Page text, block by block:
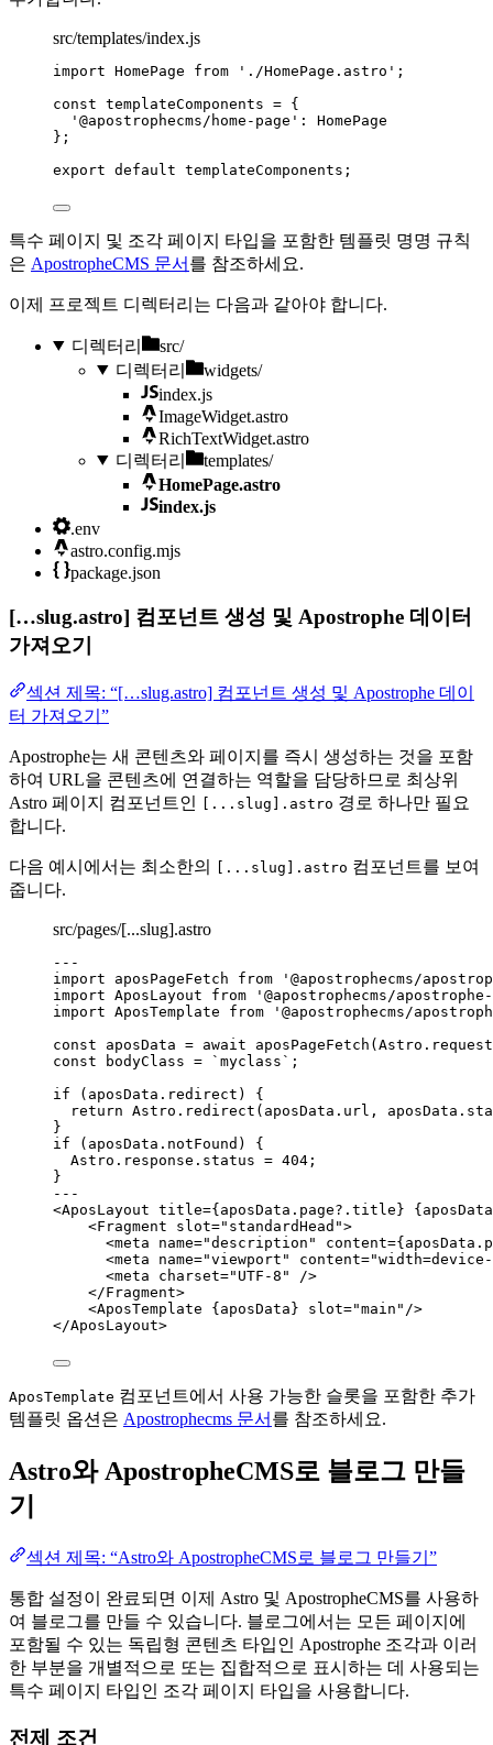
src/templates/index.js
import HomePage from ' ./HomePage.astro ' ;
const templateComponents = {
' @apostrophecms/home-page ' : HomePage
} ;
export default templateComponents ;
특수 페이지 및 조각 페이지 타입을 포함한 템플릿 명명 규칙
은 ApostropheCMS 문서 를 참조하세요.
이제 프로젝트 디렉터리는 다음과 같아야 합니다.
디렉터리
src/
디렉터리
widgets/
index.js
ImageWidget.astro
RichTextWidget.astro
디렉터리
templates/
HomePage.astro
index.js
.env
astro.config.mjs
package.json
[…slug.astro] 컴포넌트 생성 및 Apostrophe 데이터
가져오기
섹션 제목: “[…slug.astro] 컴포넌트 생성 및 Apostrophe 데이
터 가져오기”
Apostrophe는 새 콘텐츠와 페이지를 즉시 생성하는 것을 포함
하여 URL을 콘텐츠에 연결하는 역할을 담당하므로 최상위
Astro 페이지 컴포넌트인
[...slug].astro 경로 하나만 필요
합니다.
다음 예시에서는 최소한의 [...slug].astro 컴포넌트를 보여
줍니다.
src/pages/[...slug].astro
-- -
import aposPageFetch from ' @apostrophecms/
import AposLayout from ' @apostrophecms/
import AposTemplate from ' @apostrophecms/
const aposData = await aposPageFetch ( Astro . request
const
bodyClass = ` myclass ` ;
if ( aposData . redirect ) {
return Astro . redirect ( aposData . url , aposData .
}
if ( aposData . notFound ) {
Astro . response . status = 404 ;
}
-- -
<AposLayout title={ aposData . page?. title } { aposData
<Fragment slot=" standardHead ">
<meta name="description " content={ aposData .
<meta name="viewport " content="
<meta charset=" UTF-8 "
/>
</Fragment>
<AposTemplate { aposData } slot="main " />
</AposLayout>
AposTemplate 컴포넌트에서 사용 가능한 슬롯을 포함한 추가
템플릿 옵션은 Apostrophecms 문서 를 참조하세요.
Astro와 ApostropheCMS로 블로그 만들
기
섹션 제목: “Astro와 ApostropheCMS로 블로그 만들기”
통합 설정이 완료되면 이제 Astro 및 ApostropheCMS를 사용하
여 블로그를 만들 수 있습니다. 블로그에서는 모든 페이지에
포함될 수 있는 독립형 콘텐츠 타입인 Apostrophe 조각과 이러
한 부분을 개별적으로 또는 집합적으로 표시하는 데 사용되는
특수 페이지 타입인 조각 페이지 타입을 사용합니다.
전제 조건